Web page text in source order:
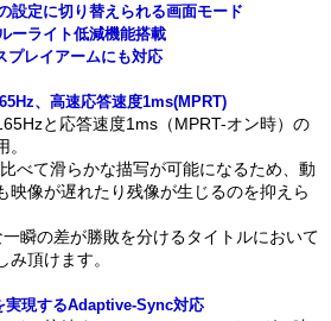
設定に切り替えられる画面モード
ーライト低減機能搭載
プレイアームにも対応
、高速応答速度1ms(MPRT)
と応答速度1ms（MPRT-オン時）の
べて滑らかな描写が可能になるため、動
映像が遅れたり残像が生じるのを抑えら
瞬の差が勝敗を分けるタイトルにおいて
み頂けます。
実現するAdaptive-Sync対応